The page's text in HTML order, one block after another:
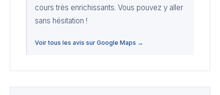
cours très enrichissants. Vous pouvez y aller
sans hésitation !
Voir tous les avis sur Google Maps →